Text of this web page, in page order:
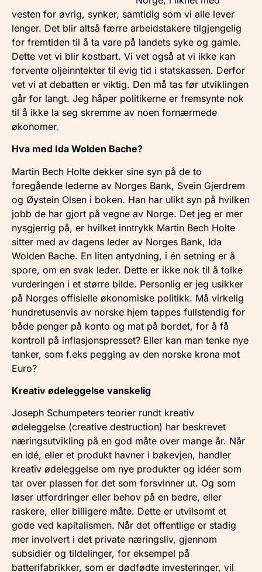
vesten for øvrig, synker, samtidig som vi alle lever
lenger. Det blir altså færre arbeidstakere tilgjengelig
for fremtiden til å ta vare på landets syke og gamle.
Dette vet vi blir kostbart. Vi vet også at vi ikke kan
forvente oljeinntekter til evig tid i statskassen. Derfor
vet vi at debatten er viktig. Den må tas før utviklingen
går for langt. Jeg håper politikerne er fremsynte nok
til å ikke la seg skremme av noen fornærmede
økonomer.
Hva med Ida Wolden Bache?
Martin Bech Holte dekker sine syn på de to
foregående lederne av Norges Bank, Svein Gjerdrem
og Øystein Olsen i boken. Han har ulikt syn på hvilken
jobb de har gjort på vegne av Norge. Det jeg er mer
nysgjerrig på, er hvilket inntrykk Martin Bech Holte
sitter med av dagens leder av Norges Bank, Ida
Wolden Bache. En liten antydning, i én setning er å
spore, om en svak leder. Dette er ikke nok til å tolke
vurderingen i et større bilde. Personlig er jeg usikker
på Norges offisielle økonomiske politikk. Må virkelig
hundretusenvis av norske hjem tappes fullstendig for
både penger på konto og mat på bordet, for å få
kontroll på inflasjonspresset? Eller kan man tenke nye
tanker, som f.eks pegging av den norske krona mot
Euro?
Kreativ ødeleggelse vanskelig
Joseph Schumpeters teorier rundt kreativ
ødeleggelse (creative destruction) har beskrevet
næringsutvikling på en god måte over mange år. Når
en idé, eller et produkt havner i bakevjen, handler
kreativ ødeleggelse om nye produkter og idéer som
tar over plassen for det som forsvinner ut. Og som
løser utfordringer eller behov på en bedre, eller
raskere, eller billigere måte. Dette er utvilsomt et
gode ved kapitalismen. Når det offentlige er stadig
mer involvert i det private næringsliv, gjennom
subsidier og tildelinger, for eksempel på
batterifabrikker, som er dødfødte investeringer, vil